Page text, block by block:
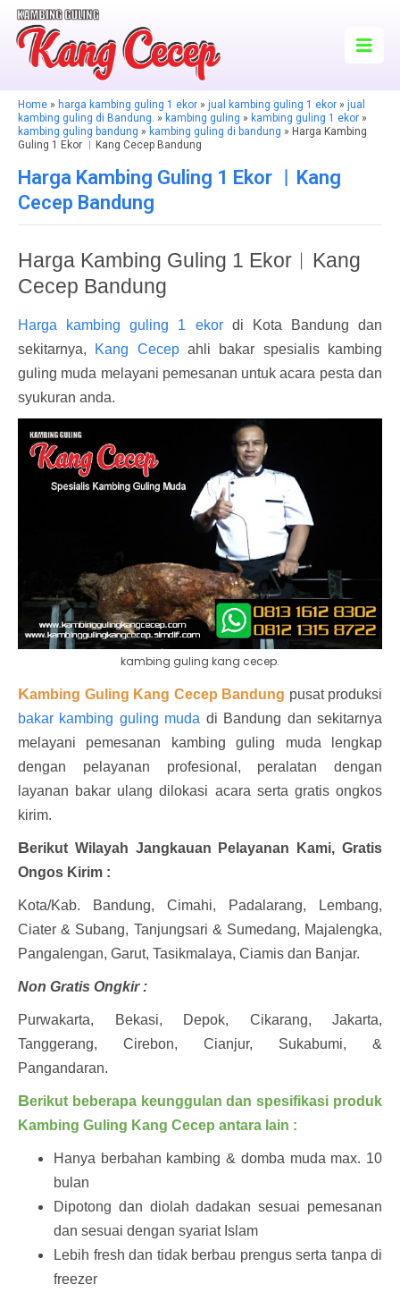
Home » harga kambing guling 1 ekor » jual kambing guling 1 ekor » jual
kambing guling di Bandung. » kambing guling » kambing guling 1 ekor »
kambing guling bandung » kambing guling di bandung » Harga Kambing
Guling 1 Ekor ︱Kang Cecep Bandung
Harga Kambing Guling 1 Ekor ︱Kang
Cecep Bandung
Harga Kambing Guling 1 Ekor︱Kang
Cecep Bandung
Harga kambing guling 1 ekordi Kota Bandung dan
sekitarnya, Kang Cecepahli bakar spesialis kambing
guling muda melayani pemesanan untuk acara pesta dan
syukuran anda.
kambing guling kang cecep.
Kambing Guling Kang Cecep Bandung pusat produksi
bakar kambing guling muda di Bandung dan sekitarnya
melayani pemesanan kambing guling muda lengkap
dengan pelayanan profesional, peralatan dengan
layanan bakar ulang dilokasi acara serta gratis ongkos
kirim.
Berikut Wilayah Jangkauan Pelayanan Kami, Gratis
Ongos Kirim :
Kota/Kab. Bandung, Cimahi,
Padalarang, Lembang,
Ciater & Subang, Tanjungsari & Sumedang, Majalengka,
Pangalengan, Garut, Tasikmalaya, Ciamis dan Banjar.
Non Gratis Ongkir :
Purwakarta, Bekasi, Depok, Cikarang, Jakarta,
Tanggerang, Cirebon, Cianjur, Sukabumi, &
Pangandaran.
Berikut beberapa keunggulan dan spesifikasi produk
Kambing Guling Kang Cecep antara lain :
Hanya berbahan kambing & domba muda max. 10
bulan
Dipotong dan diolah dadakan sesuai pemesanan
dan sesuai dengan syariat Islam
Lebih fresh dan tidak berbau prengus serta tanpa di
freezer